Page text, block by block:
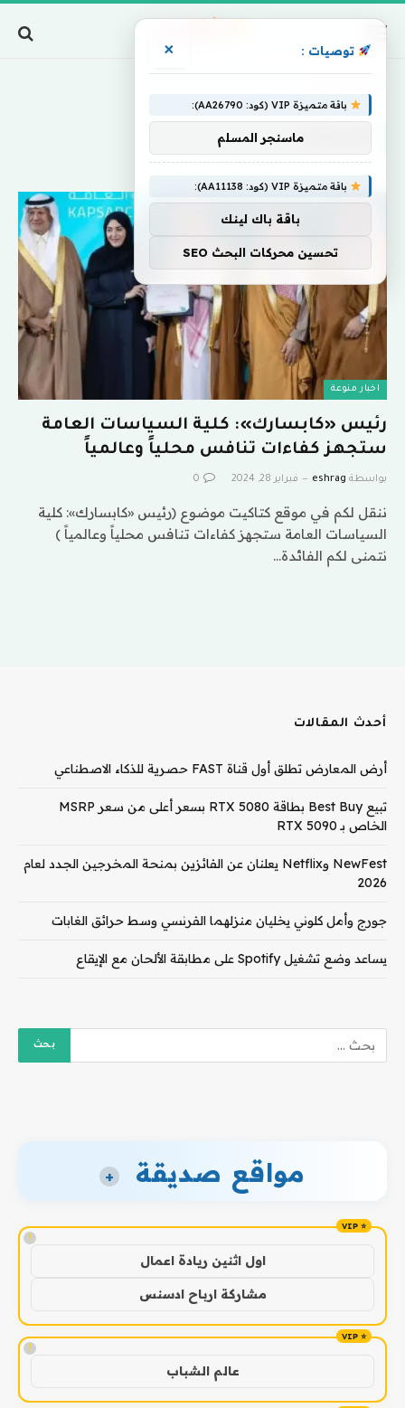
كابسارك
اخبار منوعة
رئيس «كابسارك»: كلية السياسات العامة
ستجهز كفاءات تنافس محلياً وعالمياً
بواسطة eshrag فبراير 28, 2024 0
ننقل لكم في موقع كتاكيت موضوع (رئيس «كابسارك»: كلية
السياسات العامة ستجهز كفاءات تنافس محلياً وعالمياً )
نتمنى لكم الفائدة…
أحدث المقالات
أرض المعارض تطلق أول قناة FAST حصرية للذكاء الاصطناعي
تبيع Best Buy بطاقة RTX 5080 بسعر أعلى من سعر MSRP
الخاص بـ RTX 5090
NewFest وNetflix يعلنان عن الفائزين بمنحة المخرجين الجدد لعام
2026
جورج وأمل كلوني يخليان منزلهما الفرنسي وسط حرائق الغابات
يساعد وضع تشغيل Spotify على مطابقة الألحان مع الإيقاع
مواقع صديقة +
!
اول اثنين ريادة اعمال
مشاركة ارباح ادسنس
!
عالم الشباب
توصيات : ×
باقة متميزة VIP (كود: AA26790):
ماسنجر المسلم
باقة متميزة VIP (كود: AA11138):
باقة باك لينك
تحسين محركات البحث SEO